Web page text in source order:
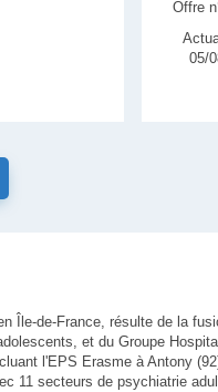
Offre
05/
Île-de-France, résulte de la
et du Groupe
l'EPS Erasme à Antony
11 secteurs de psychiatrie